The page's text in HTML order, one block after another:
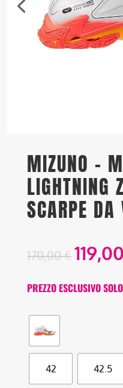
MIZUNO –
LIGHTNING
SCARPE DA
170,00€ 119,00
PREZZO ESCLUSIVO
42 42.5